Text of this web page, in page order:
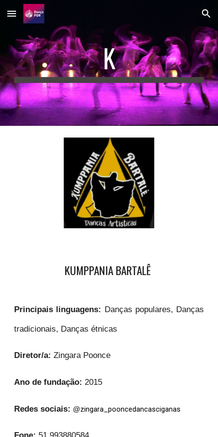
Skip to main content Skip to navigation
K
KUMPPANIA BARTALÊ
Principais linguagens: Danças populares, Danças
tradicionais, Danças étnicas
Diretor/a:Zingara Poonce
Ano de fundação:2015
Redes sociais:@zingara_pooncedancasciganas